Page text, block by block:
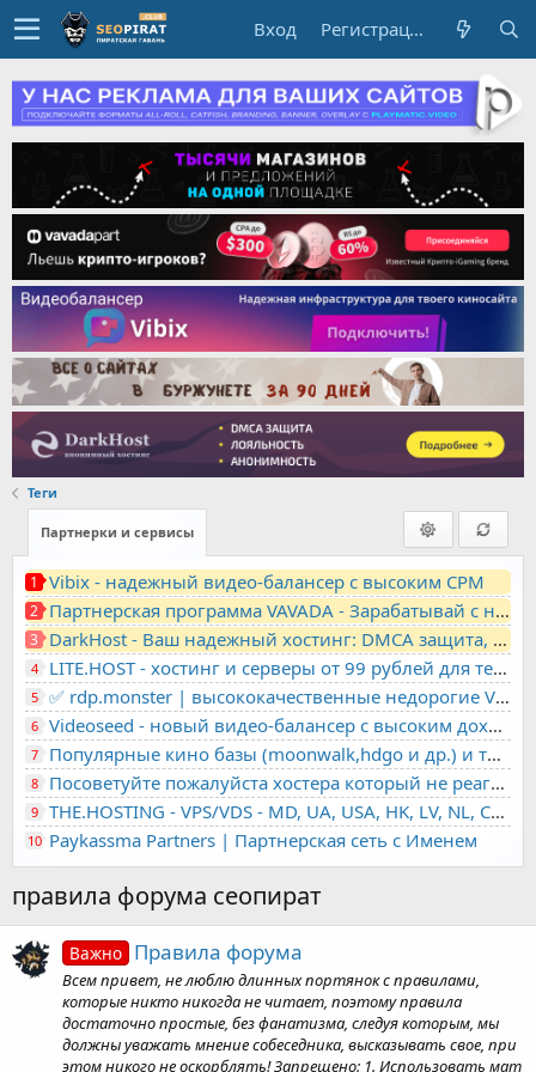
Вход Регистрация
Теги
Партнерки и сервисы
1 Vibix - надежный видео-балансер с высоким CPM
2 Партнерская программа VAVADA - Зарабатывай с нами!
3 DarkHost - Ваш надежный хостинг: DMCA защита, лояльность, анонимность
4 LITE.HOST - хостинг и серверы от 99 рублей для тех, кто любит не переплачивать. Доступ по SSH, поддержка PHP, GIT, COMPOSER, сертификаты Let's Encrypt
5 ✅ rdp.monster | высококачественные недорогие VPS, RDP - выделенные серверы
6 Videoseed - новый видео-балансер с высоким доходом
7 Популярные кино базы (moonwalk,hdgo и др.) и торренты в одном плеере для вашего сайта
8 Посоветуйте пожалуйста хостера который не реагирует на ркн
9 THE.HOSTING - VPS/VDS - MD, UA, USA, HK, LV, NL, CA, DE, SK, CZE, GB, IL, TR, PL, BG, RO, IT, FL, HU, PT.
10 Paykassma Partners | Партнерская сеть с Именем
правила форума сеопират
Важно Правила форума
Всем привет, не люблю длинных портянок с правилами,
которые никто никогда не читает, поэтому правила
достаточно простые, без фанатизма, следуя которым, мы
должны уважать мнение собеседника, высказывать свое, при
этом никого не оскорблять! Запрещено: 1. Использовать мат